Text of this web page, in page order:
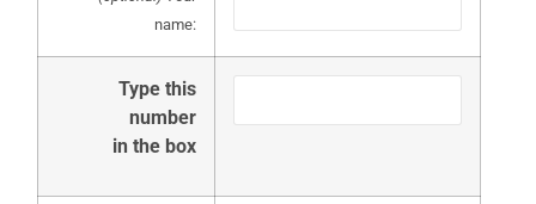
name:
Type this
number
in the box